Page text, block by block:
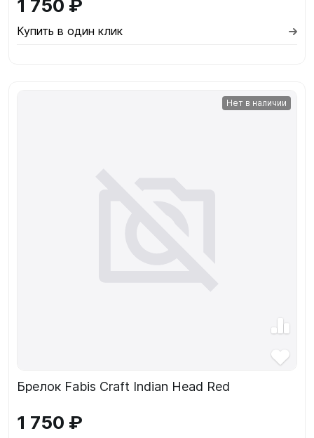
1 750 ₽
Купить в один клик
Нет в наличии
Брелок Fabis Craft Indian Head Red
1 750 ₽